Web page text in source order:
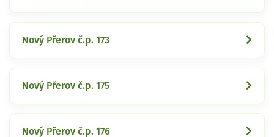
Nový Přerov č.p. 173
Nový Přerov č.p. 175
Nový Přerov č.p. 176